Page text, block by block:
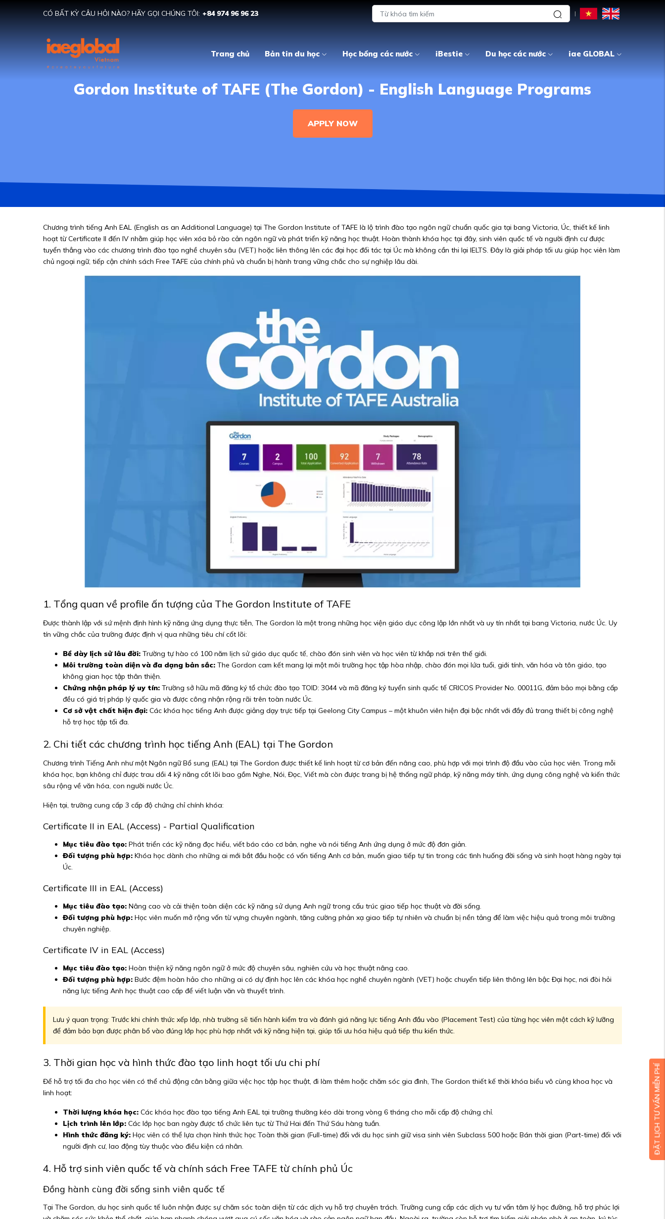
CÓ BẤT KỲ CÂU HỎI NÀO? HÃY GỌI CHÚNG TÔI: +84 974 96 96 23
Trang chủ Bản tin du học Học bổng các nước iBestie Du học các nước iae GLOBAL
Gordon Institute of TAFE (The Gordon) - English Language Programs
APPLY NOW
Chương trình tiếng Anh EAL (English as an Additional Language) tại The Gordon Institute of TAFE là lộ trình đào tạo ngôn ngữ chuẩn quốc gia tại bang Victoria, Úc, thiết kế linh
hoạt từ Certificate II đến IV nhằm giúp học viên xóa bỏ rào cản ngôn ngữ và phát triển kỹ năng học thuật. Hoàn thành khóa học tại đây, sinh viên quốc tế và người định cư được
tuyển thẳng vào các chương trình đào tạo nghề chuyên sâu (VET) hoặc liên thông lên các đại học đối tác tại Úc mà không cần thi lại IELTS. Đây là giải pháp tối ưu giúp học viên làm
chủ ngoại ngữ, tiếp cận chính sách Free TAFE của chính phủ và chuẩn bị hành trang vững chắc cho sự nghiệp lâu dài.
1. Tổng quan về profile ấn tượng của The Gordon Institute of TAFE
Được thành lập với sứ mệnh định hình kỹ năng ứng dụng thực tiễn, The Gordon là một trong những học viện giáo dục công lập lớn nhất và uy tín nhất tại bang Victoria, nước Úc. Uy
tín vững chắc của trường được định vị qua những tiêu chí cốt lõi:
Bề dày lịch sử lâu đời: Trường tự hào có 100 năm lịch sử giáo dục quốc tế, chào đón sinh viên và học viên từ khắp nơi trên thế giới.
Môi trường toàn diện và đa dạng bản sắc: The Gordon cam kết mang lại một môi trường học tập hòa nhập, chào đón mọi lứa tuổi, giới tính, văn hóa và tôn giáo, tạo
không gian học tập thân thiện.
Chứng nhận pháp lý uy tín: Trường sở hữu mã đăng ký tổ chức đào tạo TOID: 3044 và mã đăng ký tuyển sinh quốc tế CRICOS Provider No. 00011G, đảm bảo mọi bằng cấp
đều có giá trị pháp lý quốc gia và được công nhận rộng rãi trên toàn nước Úc.
Cơ sở vật chất hiện đại: Các khóa học tiếng Anh được giảng dạy trực tiếp tại Geelong City Campus – một khuôn viên hiện đại bậc nhất với đầy đủ trang thiết bị công nghệ
hỗ trợ học tập tối đa.
2. Chi tiết các chương trình học tiếng Anh (EAL) tại The Gordon
Chương trình Tiếng Anh như một Ngôn ngữ Bổ sung (EAL) tại The Gordon được thiết kế linh hoạt từ cơ bản đến nâng cao, phù hợp với mọi trình độ đầu vào của học viên. Trong mỗi
khóa học, bạn không chỉ được trau dồi 4 kỹ năng cốt lõi bao gồm Nghe, Nói, Đọc, Viết mà còn được trang bị hệ thống ngữ pháp, kỹ năng máy tính, ứng dụng công nghệ và kiến thức
sâu rộng về văn hóa, con người nước Úc.
Hiện tại, trường cung cấp 3 cấp độ chứng chỉ chính khóa:
Certificate II in EAL (Access) - Partial Qualification
Mục tiêu đào tạo: Phát triển các kỹ năng đọc hiểu, viết báo cáo cơ bản, nghe và nói tiếng Anh ứng dụng ở mức độ đơn giản.
Đối tượng phù hợp: Khóa học dành cho những ai mới bắt đầu hoặc có vốn tiếng Anh cơ bản, muốn giao tiếp tự tin trong các tình huống đời sống và sinh hoạt hàng ngày tại
Úc.
Certificate III in EAL (Access)
Mục tiêu đào tạo: Nâng cao và cải thiện toàn diện các kỹ năng sử dụng Anh ngữ trong cấu trúc giao tiếp học thuật và đời sống.
Đối tượng phù hợp: Học viên muốn mở rộng vốn từ vựng chuyên ngành, tăng cường phản xạ giao tiếp tự nhiên và chuẩn bị nền tảng để làm việc hiệu quả trong môi trường
chuyên nghiệp.
Certificate IV in EAL (Access)
Mục tiêu đào tạo: Hoàn thiện kỹ năng ngôn ngữ ở mức độ chuyên sâu, nghiên cứu và học thuật nâng cao.
Đối tượng phù hợp: Bước đệm hoàn hảo cho những ai có dự định học lên các khóa học nghề chuyên ngành (VET) hoặc chuyển tiếp liên thông lên bậc Đại học, nơi đòi hỏi
năng lực tiếng Anh học thuật cao cấp để viết luận văn và thuyết trình.
Lưu ý quan trọng: Trước khi chính thức xếp lớp, nhà trường sẽ tiến hành kiểm tra và đánh giá năng lực tiếng Anh đầu vào (Placement Test) của từng học viên một cách kỹ lưỡng
để đảm bảo bạn được phân bổ vào đúng lớp học phù hợp nhất với kỹ năng hiện tại, giúp tối ưu hóa hiệu quả tiếp thu kiến thức.
3. Thời gian học và hình thức đào tạo linh hoạt tối ưu chi phí
Để hỗ trợ tối đa cho học viên có thể chủ động cân bằng giữa việc học tập học thuật, đi làm thêm hoặc chăm sóc gia đình, The Gordon thiết kế thời khóa biểu vô cùng khoa học và
linh hoạt:
Thời lượng khóa học: Các khóa học đào tạo tiếng Anh EAL tại trường thường kéo dài trong vòng 6 tháng cho mỗi cấp độ chứng chỉ.
Lịch trình lên lớp: Các lớp học ban ngày được tổ chức liên tục từ Thứ Hai đến Thứ Sáu hàng tuần.
Hình thức đăng ký: Học viên có thể lựa chọn hình thức học Toàn thời gian (Full-time) đối với du học sinh giữ visa sinh viên Subclass 500 hoặc Bán thời gian (Part-time) đối với
người định cư, lao động tùy thuộc vào điều kiện cá nhân.
4. Hỗ trợ sinh viên quốc tế và chính sách Free TAFE từ chính phủ Úc
Đồng hành cùng đời sống sinh viên quốc tế
Tại The Gordon, du học sinh quốc tế luôn nhận được sự chăm sóc toàn diện từ các dịch vụ hỗ trợ chuyên trách. Trường cung cấp các dịch vụ tư vấn tâm lý học đường, hỗ trợ phúc lợi
ĐẶT LỊCH TƯ VẤN MIỄN PHÍ